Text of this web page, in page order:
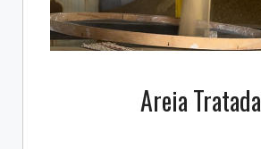
Areia Tratada